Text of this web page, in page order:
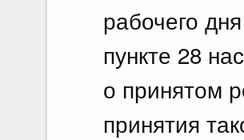
рабочего
пункте 28
о принятом
принятия